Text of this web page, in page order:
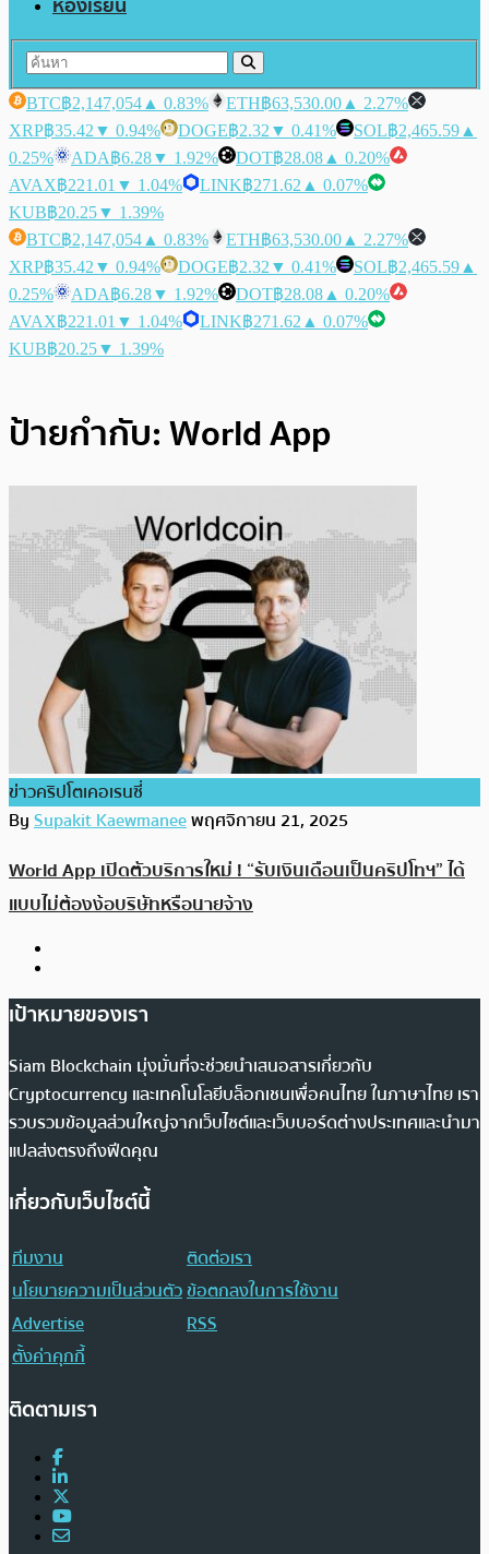
BTC฿2,147,054 ▲ 0.83% ETH฿63,530.00 ▲ 2.27%
XRP฿35.42 ▼ 0.94% DOGE฿2.32 ▼ 0.41% SOL฿2,465.59 ▲
0.25%
ADA฿6.28▼ 1.92% DOT฿28.08 ▲ 0.20%
AVAX฿221.01 ▼ 1.04% LINK฿271.62 ▲ 0.07%
KUB฿20.25▼ 1.39%
BTC฿2,147,054 ▲ 0.83% ETH฿63,530.00 ▲ 2.27%
XRP฿35.42 ▼ 0.94% DOGE฿2.32 ▼ 0.41% SOL฿2,465.59 ▲
0.25%
ADA฿6.28▼ 1.92% DOT฿28.08 ▲ 0.20%
AVAX฿221.01 ▼ 1.04% LINK฿271.62 ▲ 0.07%
KUB฿20.25▼ 1.39%
ป้ายกำกับ:World App
ข่าวคริปโตเคอเรนซี่
BySupakit Kaewmaneeพฤศจิกายน 21, 2025
World App เปิดตัวบริการใหม่ ! “รับเงินเดือนเป็นคริปโทฯ” ได้
แบบไม่ต้องง้อบริษัทหรือนายจ้าง
เป้าหมายของเรา
Siam Blockchain มุ่งมั่นที่จะช่วยนำเสนอสารเกี่ยวกับ
Cryptocurrency และเทคโนโลยีบล็อกเชนเพื่อคนไทย ในภาษาไทย เรา
รวบรวมข้อมูลส่วนใหญ่จากเว็บไซต์และเว็บบอร์ดต่างประเทศและนำมา
แปลส่งตรงถึงฟีดคุณ
เกี่ยวกับเว็บไซต์นี้
ทีมงาน
ติดต่อเรา
นโยบายความเป็นส่วนตัวข้อตกลงในการใช้งาน
Advertise
RSS
ตั้งค่าคุกกี้
ติดตามเรา